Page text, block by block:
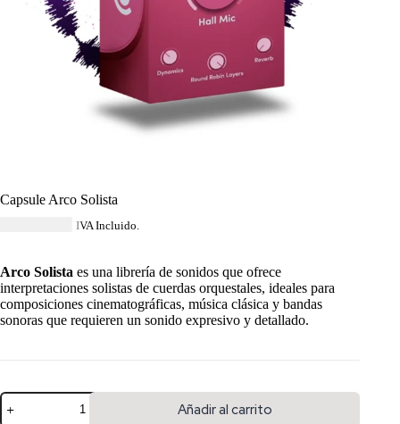
Capsule Arco Solista
IVA Incluido.
Arco Solista es una librería de sonidos que ofrece
interpretaciones solistas de cuerdas orquestales, ideales para
composiciones cinematográficas, música clásica y bandas
sonoras que requieren un sonido expresivo y detallado.
Añadir al carrito